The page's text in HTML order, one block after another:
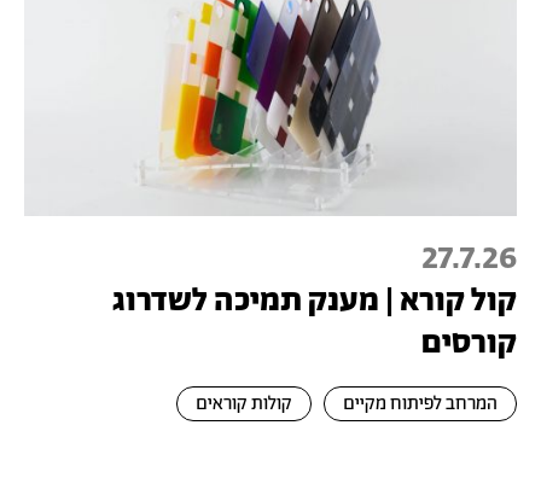
27.7.26
קול קורא | מענק תמיכה לשדרוג
קורסים
המרחב לפיתוח מקיים קולות קוראים